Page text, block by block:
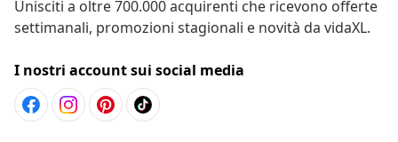
Unisciti a oltre 700.000 acquirenti che ricevono offerte
settimanali, promozioni stagionali e novità da vidaXL.
I nostri account sui social media